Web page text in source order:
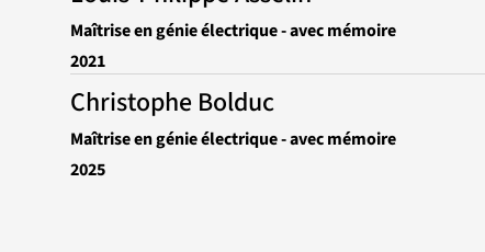
Maîtrise en génie électrique - avec mémoire
2021
Christophe Bolduc
Maîtrise en génie électrique - avec mémoire
2025